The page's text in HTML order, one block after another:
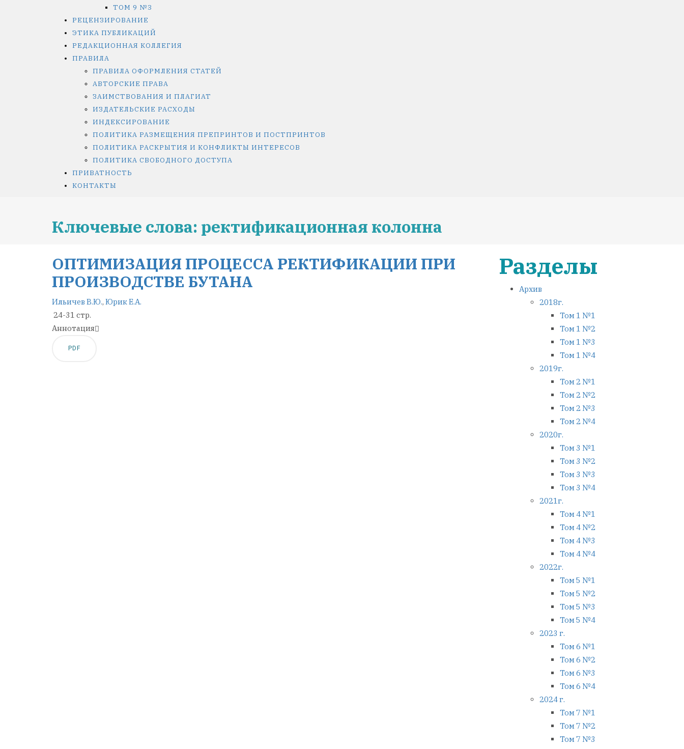
ТОМ 9 №3
РЕЦЕНЗИРОВАНИЕ
ЭТИКА ПУБЛИКАЦИЙ
РЕДАКЦИОННАЯ КОЛЛЕГИЯ
ПРАВИЛА
ПРАВИЛА ОФОРМЛЕНИЯ СТАТЕЙ
АВТОРСКИЕ ПРАВА
ЗАИМСТВОВАНИЯ И ПЛАГИАТ
ИЗДАТЕЛЬСКИЕ РАСХОДЫ
ИНДЕКСИРОВАНИЕ
ПОЛИТИКА РАЗМЕЩЕНИЯ ПРЕПРИНТОВ И ПОСТПРИНТОВ
ПОЛИТИКА РАСКРЫТИЯ И КОНФЛИКТЫ ИНТЕРЕСОВ
ПОЛИТИКА СВОБОДНОГО ДОСТУПА
ПРИВАТНОСТЬ
КОНТАКТЫ
Ключевые слова: ректификационная колонна
ОПТИМИЗАЦИЯ ПРОЦЕССА РЕКТИФИКАЦИИ ПРИ
ПРОИЗВОДСТВЕ БУТАНА
Ильичев В.Ю., Юрик Е.А.
24-31 стр.
Аннотация
PDF
Разделы
Архив
2018г.
Том 1 №1
Том 1 №2
Том 1 №3
Том 1 №4
2019г.
Том 2 №1
Том 2 №2
Том 2 №3
Том 2 №4
2020г.
Том 3 №1
Том 3 №2
Том 3 №3
Том 3 №4
2021г.
Том 4 №1
Том 4 №2
Том 4 №3
Том 4 №4
2022г.
Том 5 №1
Том 5 №2
Том 5 №3
Том 5 №4
2023 г.
Том 6 №1
Том 6 №2
Том 6 №3
Том 6 №4
2024 г.
Том 7 №1
Том 7 №2
Том 7 №3